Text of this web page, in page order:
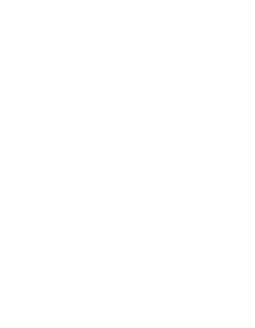
所以涼亭實
飄於林
的椅背，
計的驚人
電視的時候
自己預設